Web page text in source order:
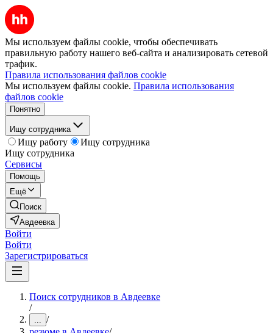
Мы используем файлы cookie, чтобы обеспечивать
правильную работу нашего веб-сайта и анализировать сетевой
трафик.
Правила использования файлов cookie
Мы используем файлы cookie. Правила использования
файлов cookie
Понятно
Ищу сотрудника
Ищу работу
Ищу сотрудника
Ищу сотрудника
Сервисы
Помощь
Ещё
Поиск
Авдеевка
Войти
Войти
Зарегистрироваться
Поиск сотрудников в Авдеевке
/
... /